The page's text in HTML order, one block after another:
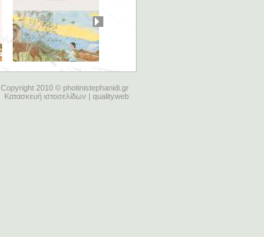
Copyright 2010 © photinistephanidi.gr
Κατασκευή ιστοσελίδων | qualityweb